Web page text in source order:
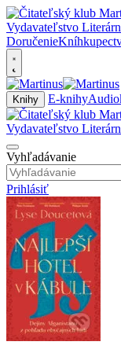
Doručenie
Knihy E-knihy
Vyhľadávanie
Prihlásiť